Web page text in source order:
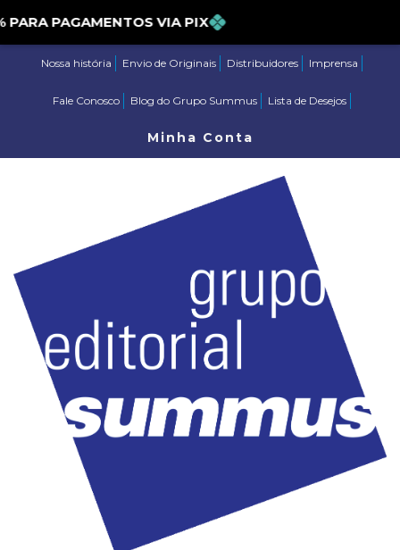
PAGAMENTOS VIA PIX
Nossa história Envio de Originais Distribuidores Imprensa
Fale Conosco Blog do Grupo Summus Lista de Desejos
Minha Conta